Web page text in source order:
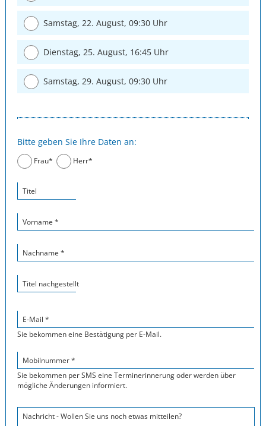
Samstag, 22. August, 09:30 Uhr
Dienstag, 25. August, 16:45 Uhr
Samstag, 29. August, 09:30 Uhr
Bitte geben Sie Ihre Daten an:
Frau* Herr*
Titel
Vorname *
Nachname *
Titel nachgestellt
E-Mail *
Sie bekommen eine Bestätigung per E-Mail.
Mobilnummer *
Sie bekommen per SMS eine Terminerinnerung oder werden über
mögliche Änderungen informiert.
Nachricht - Wollen Sie uns noch etwas mitteilen?